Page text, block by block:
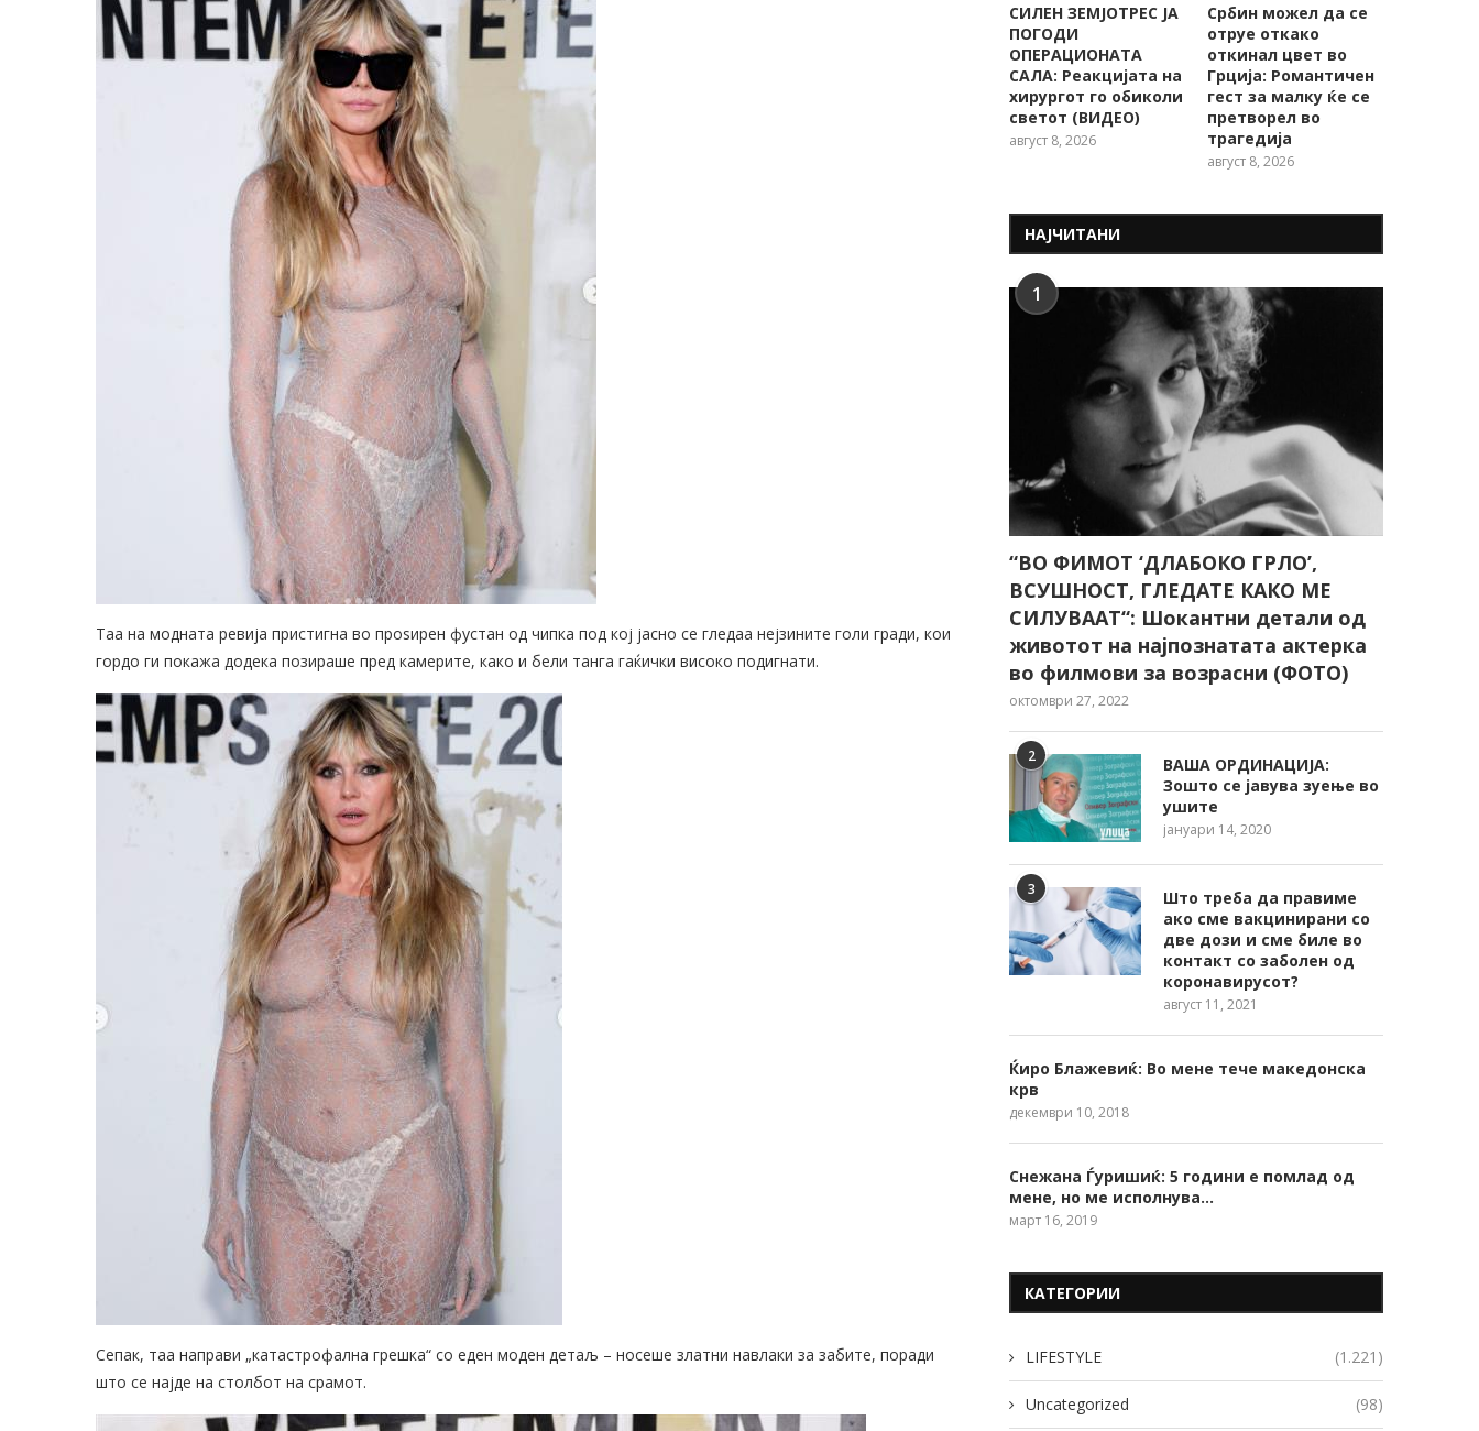
Таа на модната ревија пристигна во проѕирен фустан од чипка под кој јасно се гледаа нејзините голи гради, кои
гордо ги покажа додека позираше пред камерите, како и бели танга гаќички високо подигнати.
Сепак, таа направи „катастрофална грешка“ со еден моден детаљ – носеше златни навлаки за забите, поради
што се најде на столбот на срамот.
СИЛЕН ЗЕМЈОТРЕС ЈА
ПОГОДИ
ОПЕРАЦИОНАТА
САЛА: Реакцијата на
хирургот го обиколи
светот (ВИДЕО)
август 8, 2026
Србин можел да се
отруе откако
откинал цвет во
Грција: Романтичен
гест за малку ќе се
претворел во
трагедија
август 8, 2026
НАЈЧИТАНИ
1
“ВО ФИМОТ ‘ДЛАБОКО ГРЛО’,
ВСУШНОСТ, ГЛЕДАТЕ КАКО МЕ
СИЛУВААТ“: Шокантни детали од
животот на најпознатата актерка
во филмови за возрасни (ФОТО)
октомври 27, 2022
2
ВАША ОРДИНАЦИЈА:
Зошто се јавува зуење во
ушите
јануари 14, 2020
3
Што треба да правиме
ако сме вакцинирани со
две дози и сме биле во
контакт со заболен од
коронавирусот?
август 11, 2021
Ќиро Блажевиќ: Во мене тече македонска
крв
декември 10, 2018
Снежана Ѓуришиќ: 5 години е помлад од
мене, но ме исполнува…
март 16, 2019
КАТЕГОРИИ
LIFESTYLE (1.221)
Uncategorized (98)